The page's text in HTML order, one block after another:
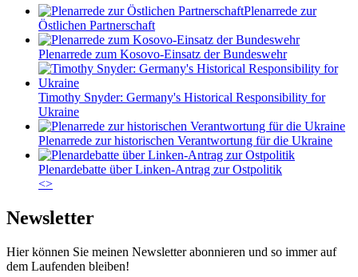
Plenarrede zur
Östlichen Partnerschaft
Plenarrede zum Kosovo-Einsatz der Bundeswehr
Timothy Snyder: Germany's Historical Responsibility for
Ukraine
Plenarrede zur historischen Verantwortung für die Ukraine
Plenardebatte über Linken-Antrag zur Ostpolitik
<>
Newsletter
Hier können Sie meinen Newsletter abonnieren und so immer auf
dem Laufenden bleiben!